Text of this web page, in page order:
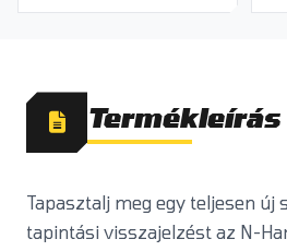
Termékleírás
Tapasztalj meg egy teljesen új
tapintási visszajelzést az N-